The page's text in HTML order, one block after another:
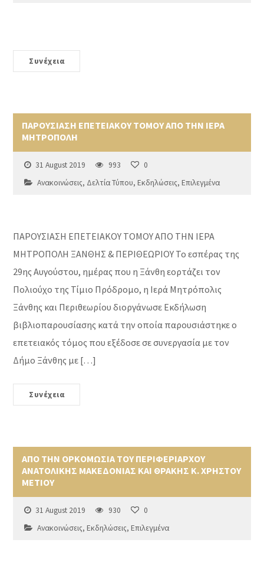
Συνέχεια
ΠΑΡΟΥΣΙΑΣΗ ΕΠΕΤΕΙΑΚΟΥ ΤΟΜΟΥ ΑΠΟ ΤΗΝ ΙΕΡΑ
ΜΗΤΡΟΠΟΛΗ
31 August 2019 993
0
Ανακοινώσεις, Δελτία Τύπου,Εκδηλώσεις,Επιλεγμένα
ΠΑΡΟΥΣΙΑΣΗ ΕΠΕΤΕΙΑΚΟΥ ΤΟΜΟΥ ΑΠΟ ΤΗΝ ΙΕΡΑ
ΜΗΤΡΟΠΟΛΗ ΞΑΝΘΗΣ & ΠΕΡΙΘΕΩΡΙΟΥ Το εσπέρας της
29ης Αυγούστου, ημέρας που η Ξάνθη εορτάζει τον
Πολιούχο της Τίμιο Πρόδρομο, η Ιερά Μητρόπολις
Ξάνθης και Περιθεωρίου διοργάνωσε Εκδήλωση
βιβλιοπαρουσίασης κατά την οποία παρουσιάστηκε ο
επετειακός τόμος που εξέδοσε σε συνεργασία με τον
Δήμο Ξάνθης με […]
Συνέχεια
ΑΠΟ ΤΗΝ ΟΡΚΟΜΩΣΙΑ ΤΟΥ ΠΕΡΙΦΕΡΙΑΡΧΟΥ
ΑΝΑΤΟΛΙΚΗΣ ΜΑΚΕΔΟΝΙΑΣ ΚΑΙ ΘΡΑΚΗΣ Κ. ΧΡΗΣΤΟΥ
ΜΕΤΙΟΥ
31 August 2019 930
0
Ανακοινώσεις,Εκδηλώσεις,Επιλεγμένα